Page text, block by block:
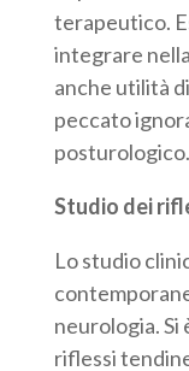
terapeutico.
integrare
anche utilità
peccato
posturologico.
Studio dei
Lo studio
neurologia. Si
riflessi